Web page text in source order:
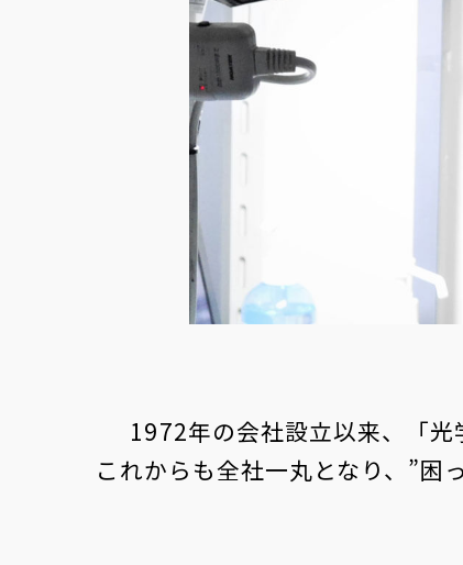
1972年の会社設立以来、「光
これからも全社一丸となり、”困